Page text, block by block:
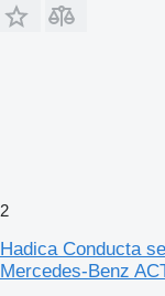
2
Hadica Conducta
Mercedes-Benz